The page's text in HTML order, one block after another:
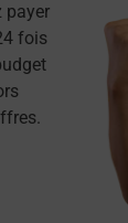
payer
fois